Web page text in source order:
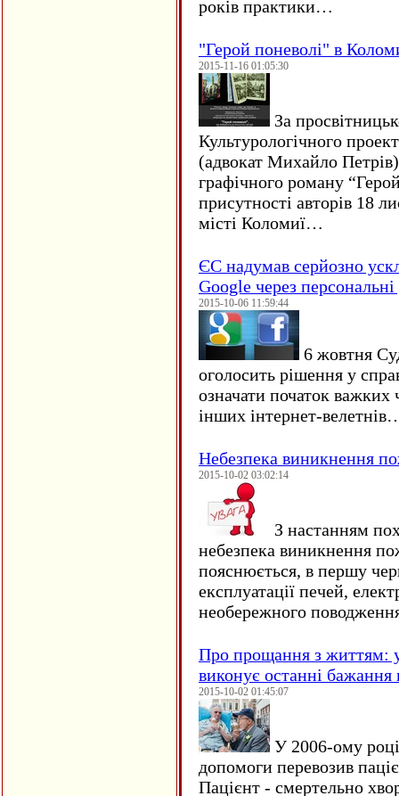
років практики…
"Герой поневолі" в
2015-11-16 01:05:30
За
Культурологічного
(адвокат Михайло
графічного роману
присутності авторів 18
місті Коломиї…
ЄC надумав серйозно
Google через персональні
2015-10-06 11:59:44
6 жовтня
оголосить рішення у
означати початок важких
інших інтернет-
Небезпека виникнення
2015-10-02 03:02:14
З настанням
небезпека виникнення
пояснюється, в першу
експлуатації печей,
необережного
Про прощання з життям:
виконує останні
2015-10-02 01:45:07
У 2006-ому
допомоги перевозив
Пацієнт - смертельно